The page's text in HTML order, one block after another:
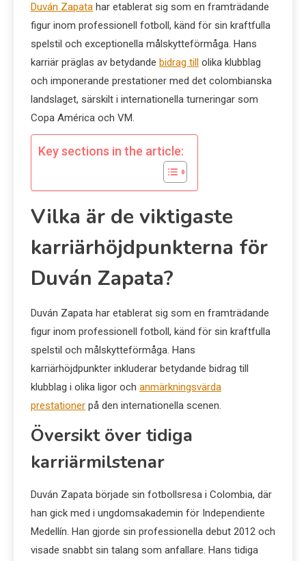
Duván Zapata har etablerat sig som en framträdande
figur inom professionell fotboll, känd för sin kraftfulla
spelstil och exceptionella målskytteförmåga. Hans
karriär präglas av betydande bidrag till olika klubblag
och imponerande prestationer med det colombianska
landslaget, särskilt i internationella turneringar som
Copa América och VM.
Key sections in the article:
Vilka är de viktigaste
karriärhöjdpunkterna för
Duván Zapata?
Duván Zapata har etablerat sig som en framträdande
figur inom professionell fotboll, känd för sin kraftfulla
spelstil och målskytteförmåga. Hans
karriärhöjdpunkter inkluderar betydande bidrag till
klubblag i olika ligor och anmärkningsvärda
prestationer på den internationella scenen.
Översikt över tidiga
karriärmilstenar
Duván Zapata började sin fotbollsresa i Colombia, där
han gick med i ungdomsakademin för Independiente
Medellín. Han gjorde sin professionella debut 2012 och
visade snabbt sin talang som anfallare. Hans tidiga